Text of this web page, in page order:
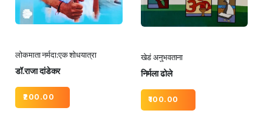
लोकमाता नर्मदा:एक शोधयात्रा
डॉ.राजा दांडेकर
200.00
खेडं अनुभवताना
निर्मला ढोले
100.00